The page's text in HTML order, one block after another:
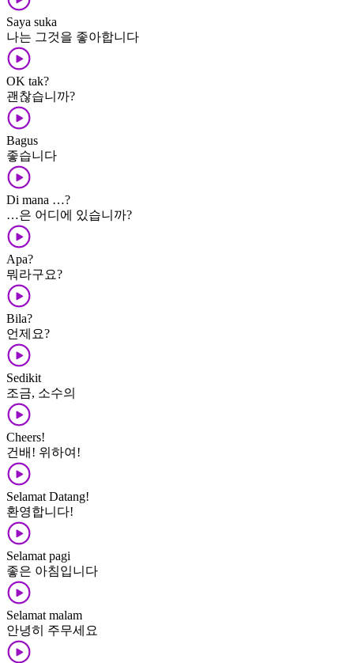
Saya suka
나는 그것을 좋아합니다
OK tak?
괜찮습니까?
Bagus
좋습니다
Di mana …?
…은 어디에 있습니까?
Apa?
뭐라구요?
Bila?
언제요?
Sedikit
조금, 소수의
Cheers!
건배! 위하여!
Selamat Datang!
환영합니다!
Selamat pagi
좋은 아침입니다
Selamat malam
안녕히 주무세요